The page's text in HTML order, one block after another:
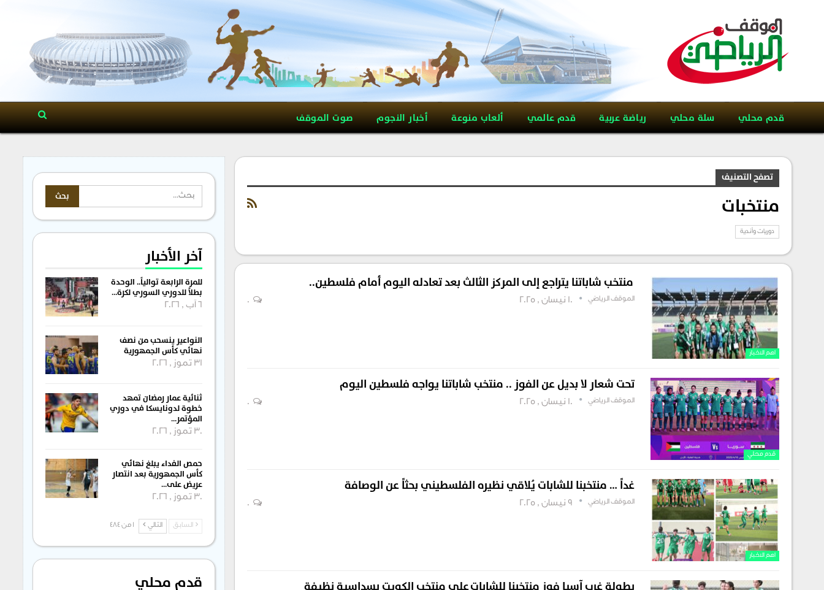
قدم محلي سلة محلي رياضة عربية قدم عالمي ألعاب منوعة أخبار النجوم صوت الموقف
تصفح التصنيف
منتخبات
دوريات وأندية
اهم الاخبار
منتخب شاباتنا يتراجع إلى المركز الثالث بعد تعادله اليوم أمام فلسطين..
الموقف الرياضي 10 نيسان , 2025
قدم محلي
تحت شعار لا بديل عن الفوز .. منتخب شاباتنا يواجه فلسطين اليوم
الموقف الرياضي 10 نيسان , 2025
اهم الاخبار
غداً … منتخبنا للشابات يُلاقي نظيره الفلسطيني بحثاً عن الوصافة
الموقف الرياضي 9 نيسان , 2025
آخر الأخبار
للمرة الرابعة توالياً.. الوحدة
بطلاً للدوري السوري لكرة…
6 آب , 2026
النواعير ينسحب من نصف
نهائي كأس الجمهورية
31 تموز , 2026
ثنائية عمار رمضان تمهد
خطوة لدونايسكا في دوري
المؤتمر…
30 تموز , 2026
حمص الفداء يبلغ نهائي
كأس الجمهورية بعد انتصار
عريض على…
30 تموز , 2026
السابق التالي 1 من 484
قدم محلي